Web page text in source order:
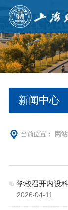
新闻中心
当前位置： 网
学校召开内设
2026-04-11